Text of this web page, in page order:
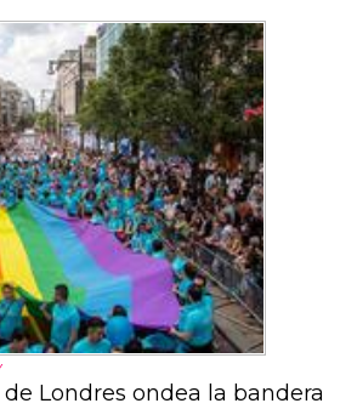
Londres ondea la bandera